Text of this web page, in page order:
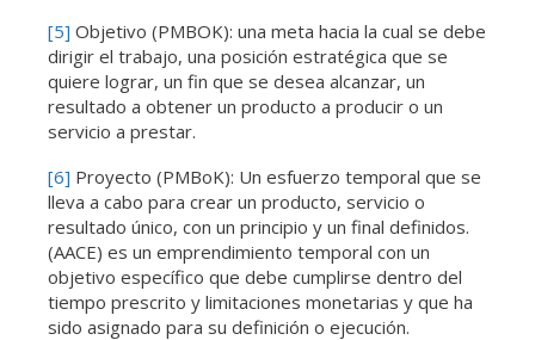
[5] Objetivo (PMBOK): una meta hacia la cual se debe
dirigir el trabajo, una posición estratégica que se
quiere lograr, un fin que se desea alcanzar, un
resultado a obtener un producto a producir o un
servicio a prestar.
[6] Proyecto (PMBoK): Un esfuerzo temporal que se
lleva a cabo para crear un producto, servicio o
resultado único, con un principio y un final definidos.
(AACE) es un emprendimiento temporal con un
objetivo específico que debe cumplirse dentro del
tiempo prescrito y limitaciones monetarias y que ha
sido asignado para su definición o ejecución.